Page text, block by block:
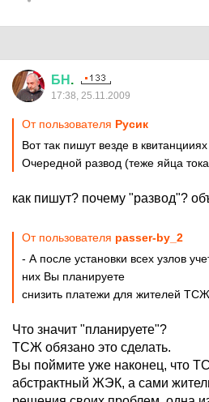
БН .
17:38, 25.11.2009
От пользователя Русик
Вот так пишут везде в квитанцииях .
Очередной развод (теже яйца
как пишут? почему "развод"?
От пользователя passer-by_2
- А после установки всех узлов
них Вы планируете
снизить платежи для жителей
Что значит "планируете"?
ТСЖ обязано это сделать.
Вы поймите уже наконец, что
абстрактный ЖЭК, а сами